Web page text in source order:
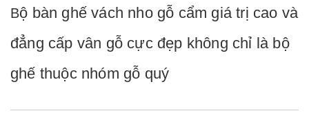
Bộ bàn ghế vách nho gỗ cẩm giá trị cao và
đẳng cấp vân gỗ cực đẹp không chỉ là bộ
ghế thuộc nhóm gỗ quý